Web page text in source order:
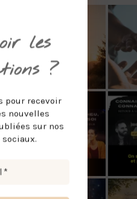
les
?
pour recevoir
nouvelles
sur nos
sociaux.